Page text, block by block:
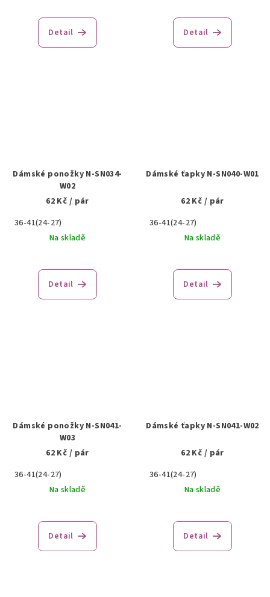
Detail Detail
Dámské ponožky N-SN034-
W02
62 Kč / pár
36-41(24-27)
Na skladě
Detail
Dámské ťapky N-SN040-W01
62 Kč / pár
36-41(24-27)
Na skladě
Detail
Dámské ponožky N-SN041-
W03
62 Kč / pár
36-41(24-27)
Na skladě
Detail
Dámské ťapky N-SN041-W02
62 Kč / pár
36-41(24-27)
Na skladě
Detail